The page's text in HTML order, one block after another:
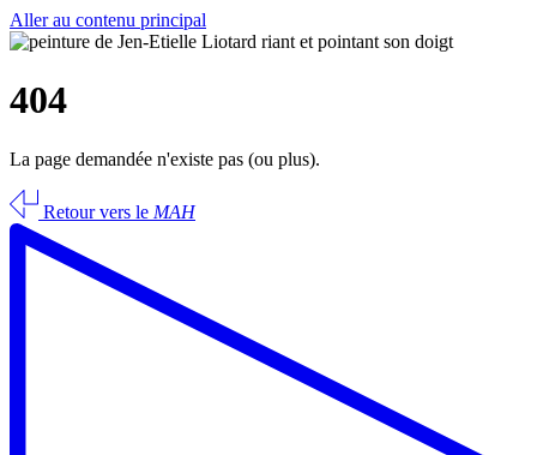
Aller au contenu principal
404
La page demandée n'existe pas (ou plus).
Retour vers le MAH